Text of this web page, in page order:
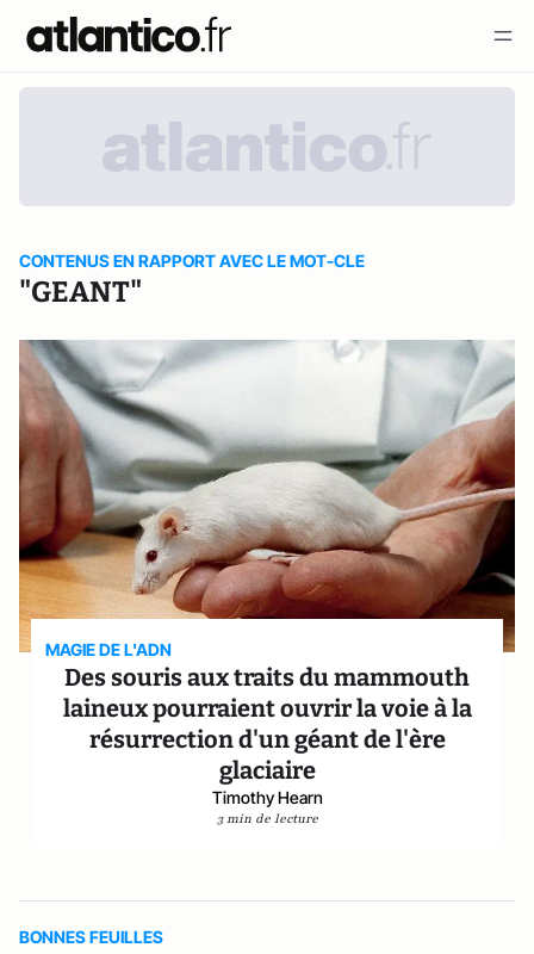
CONTENUS EN RAPPORT AVEC LE MOT-CLE
"GEANT"
MAGIE DE L'ADN
Des souris aux traits du mammouth
laineux pourraient ouvrir la voie à la
résurrection d'un géant de l'ère
glaciaire
Timothy Hearn
3 min de lecture
BONNES FEUILLES